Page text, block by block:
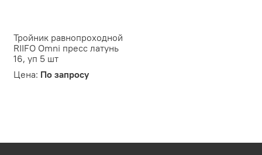
Тройник равнопроходной
RIIFO Omni пресс латунь
16, уп 5 шт
Цена: По запросу